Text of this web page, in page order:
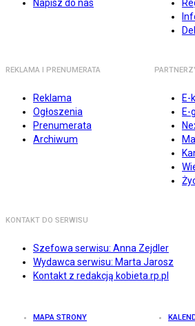
Napisz do nas
REKLAMA I PRENUMERATA
Reklama
Ogłoszenia
Prenumerata
Archiwum
E-
E-
KONTAKT DO SERWISU
Szefowa serwisu: Anna Zejdler
Wydawca serwisu: Marta Jarosz
Kontakt z redakcją kobieta.rp.pl
MAPA STRONY